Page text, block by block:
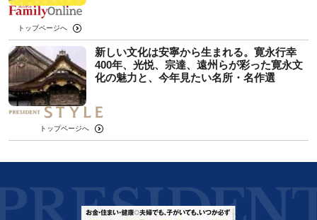
トップページへ
新しい文化は安寧から生まれる。寛永行幸
400年、光悦、宗達、遠州らが彩った寛永文
化の魅力と、今年見たい名所・名作選
トップページへ